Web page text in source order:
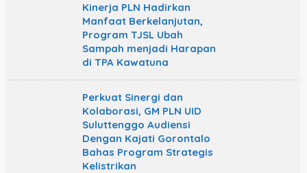
Kinerja PLN Hadirkan
Manfaat Berkelanjutan,
Program TJSL Ubah
Sampah menjadi Harapan
di TPA Kawatuna
Perkuat Sinergi dan
Kolaborasi, GM PLN UID
Suluttenggo Audiensi
Dengan Kajati Gorontalo
Bahas Program Strategis
Kelistrikan